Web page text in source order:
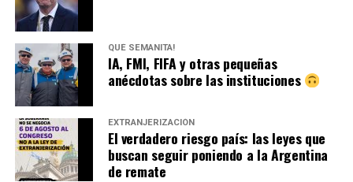
QUÉ SEMANITA!
IA, FMI, FIFA y otras pequeñas
anécdotas sobre las instituciones
EXTRANJERIZACIÓN
El verdadero riesgo país: las leyes que
buscan seguir poniendo a la Argentina
de remate